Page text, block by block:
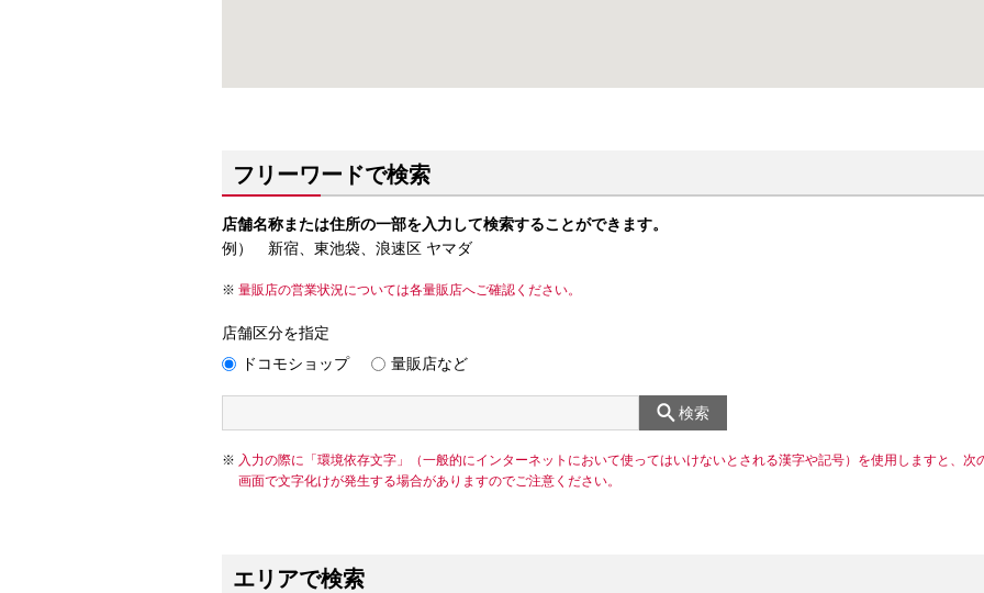
フリーワードで検索
店舗名称または住所の一部を入力して検索することができます。
例） 新宿、東池袋、浪速区 ヤマダ
量販店の営業状況については各量販店へご確認ください。
店舗区分を指定
ドコモショップ
量販店など
検索
入力の際に「環境依存文字」（一般的にインターネットにおいて使ってはいけないとされる漢字や記号）を使用しますと、次
画面で文字化けが発生する場合がありますのでご注意ください。
エリアで検索